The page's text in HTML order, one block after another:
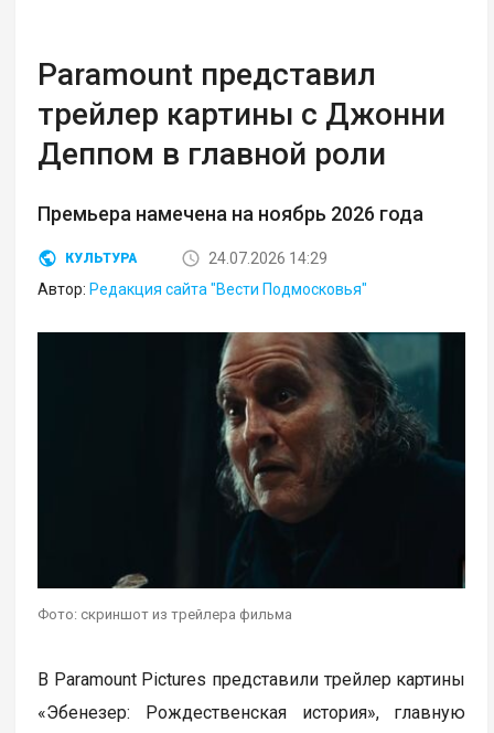
Paramount представил
трейлер картины с Джонни
Деппом в главной роли
Премьера намечена на ноябрь 2026 года
КУЛЬТУРА
24.07.2026 14:29
Автор: Редакция сайта "Вести Подмосковья"
Фото: скриншот из трейлера фильма
В Paramount Pictures представили трейлер картины
«Эбенезер: Рождественская история», главную